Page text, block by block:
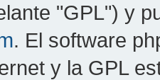
"GPL") y
. El software
y la GPL